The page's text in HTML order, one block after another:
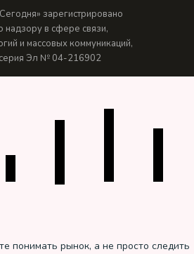
зарегистрировано
в сфере связи,
и массовых коммуникаций,
серия Эл № 04-216902
понимать рынок, а не просто следить